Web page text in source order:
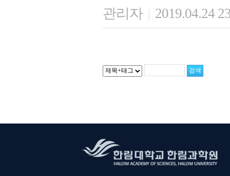
관리자 | 2019.04.24